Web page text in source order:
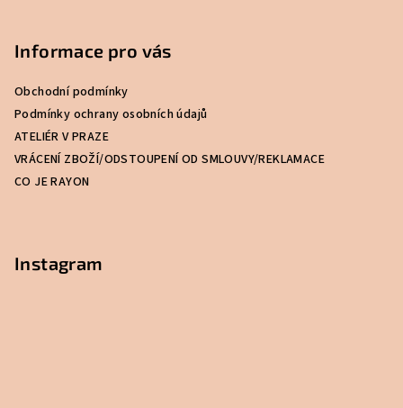
Informace pro vás
Obchodní podmínky
Podmínky ochrany osobních údajů
ATELIÉR V PRAZE
VRÁCENÍ ZBOŽÍ/ODSTOUPENÍ OD SMLOUVY/REKLAMACE
CO JE RAYON
Instagram